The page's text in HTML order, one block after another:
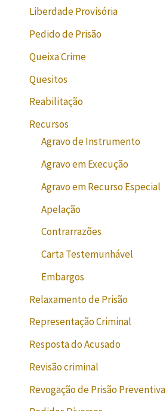
Liberdade Provisória
Pedido de Prisão
Queixa Crime
Quesitos
Reabilitação
Recursos
Agravo de Instrumento
Agravo em Execução
Agravo em Recurso Especial
Apelação
Contrarrazões
Carta Testemunhável
Embargos
Relaxamento de Prisão
Representação Criminal
Resposta do Acusado
Revisão criminal
Revogação de Prisão Preventiva